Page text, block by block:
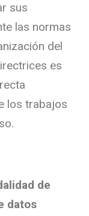
sus
las normas
del
es
los trabajos
de
datos